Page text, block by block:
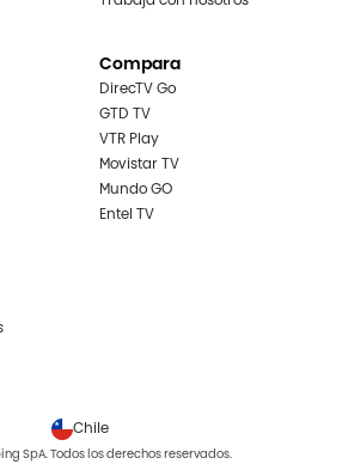
Compara
DirecTV Go
GTD TV
VTR Play
Movistar TV
Mundo GO
Entel TV
Chile
SpA. Todos los derechos reservados.